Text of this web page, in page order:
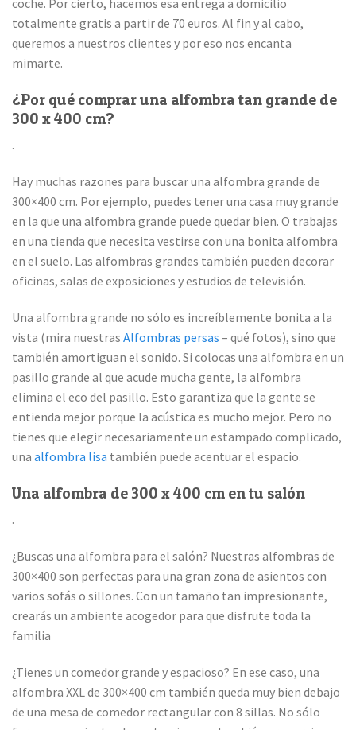
coche. Por cierto, hacemos esa entrega a domicilio
totalmente gratis a partir de 70 euros. Al fin y al cabo,
queremos a nuestros clientes y por eso nos encanta
mimarte.
¿Por qué comprar una alfombra tan grande de
300 x 400 cm?
.
Hay muchas razones para buscar una alfombra grande de
300×400 cm. Por ejemplo, puedes tener una casa muy grande
en la que una alfombra grande puede quedar bien. O trabajas
en una tienda que necesita vestirse con una bonita alfombra
en el suelo. Las alfombras grandes también pueden decorar
oficinas, salas de exposiciones y estudios de televisión.
Una alfombra grande no sólo es increíblemente bonita a la
vista (mira nuestras Alfombras persas – qué fotos), sino que
también amortiguan el sonido. Si colocas una alfombra en un
pasillo grande al que acude mucha gente, la alfombra
elimina el eco del pasillo. Esto garantiza que la gente se
entienda mejor porque la acústica es mucho mejor. Pero no
tienes que elegir necesariamente un estampado complicado,
una alfombra lisa también puede acentuar el espacio.
Una alfombra de 300 x 400 cm en tu salón
.
¿Buscas una alfombra para el salón? Nuestras alfombras de
300×400 son perfectas para una gran zona de asientos con
varios sofás o sillones. Con un tamaño tan impresionante,
crearás un ambiente acogedor para que disfrute toda la
familia
¿Tienes un comedor grande y espacioso? En ese caso, una
alfombra XXL de 300×400 cm también queda muy bien debajo
de una mesa de comedor rectangular con 8 sillas. No sólo